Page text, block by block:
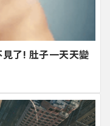
了! 肚子一天天變